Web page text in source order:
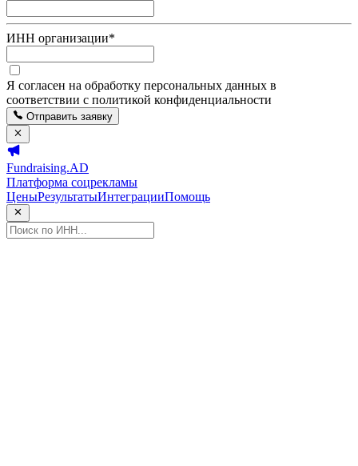
ИНН организации*
Я согласен на обработку персональных данных в
соответствии с политикой конфиденциальности
Отправить заявку
Fundraising.AD
Платформа соцрекламы
ЦеныРезультатыИнтеграцииПомощь